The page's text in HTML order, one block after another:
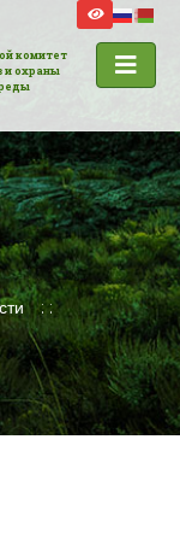
комитет
и охраны